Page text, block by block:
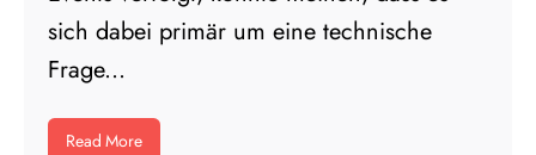
sich dabei primär um eine technische
Frage...
Read More